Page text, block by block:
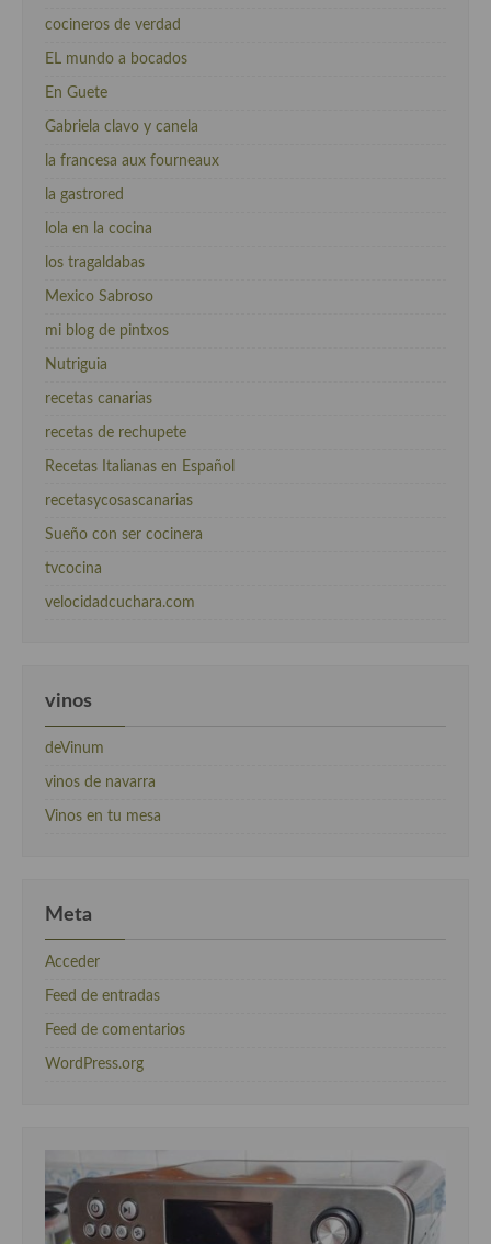
cocineros de verdad
EL mundo a bocados
En Guete
Gabriela clavo y canela
la francesa aux fourneaux
la gastrored
lola en la cocina
los tragaldabas
Mexico Sabroso
mi blog de pintxos
Nutriguia
recetas canarias
recetas de rechupete
Recetas Italianas en Español
recetasycosascanarias
Sueño con ser cocinera
tvcocina
velocidadcuchara.com
vinos
deVinum
vinos de navarra
Vinos en tu mesa
Meta
Acceder
Feed de entradas
Feed de comentarios
WordPress.org